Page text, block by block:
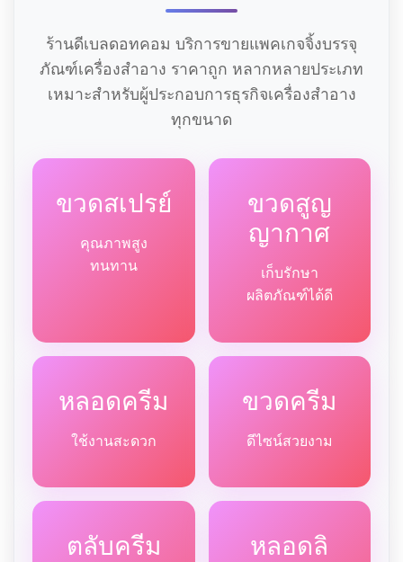
ร้านดีเบลดอทคอม บริการขายแพคเกจจิ้งบรรจุ
ภัณฑ์เครื่องสำอาง ราคาถูก หลากหลายประเภท
เหมาะสำหรับผู้ประกอบการธุรกิจเครื่องสำอาง
ทุกขนาด
ขวดสเปรย์
คุณภาพสูง
ทนทาน
ขวดสูญ
ญากาศ
เก็บรักษา
ผลิตภัณฑ์ได้ดี
หลอดครีม
ใช้งานสะดวก
ขวดครีม
ดีไซน์สวยงาม
ตลับครีม
หลอดลิ